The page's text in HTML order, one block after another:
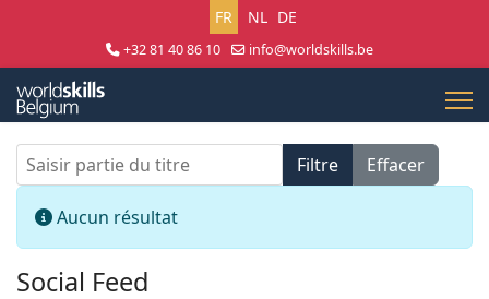
Sélectionnez votre langue
FR NL DE
+32 81 40 86 10
info@worldskills.be
Saisir partie du titre Filtre
Effacer
Info
Aucun résultat
Social Feed